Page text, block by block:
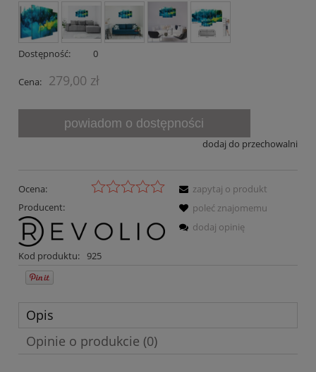
Dostępność: 0
Cena: 279,00 zł
powiadom o dostępności
dodaj do przechowalni
Ocena:
Producent:
Kod produktu: 925
zapytaj o produkt
poleć znajomemu
dodaj opinię
Opis
Opinie o produkcie (0)